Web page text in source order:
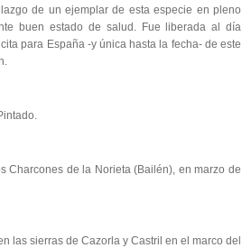
de un ejemplar de esta especie en pleno
buen estado de salud. Fue liberada al día
para España -y única hasta la fecha- de este
Charcones de la Norieta (Bailén), en marzo de
las sierras de Cazorla y Castril en el marco del